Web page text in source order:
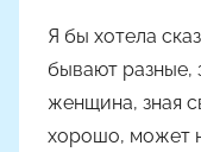
Я бы хотела
бывают разные,
женщина, зная
хорошо, может